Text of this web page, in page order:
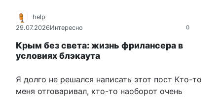
0
help
29.07.2026Интересно
Крым без света: жизнь фрилансера в
условиях блэкаута
Я долго не решался написать этот пост Кто-то
меня отговаривал, кто-то наоборот очень